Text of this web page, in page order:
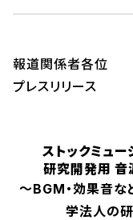
報道関係者各位
プレスリリース
ストックミュ
研究開発用 音
～BGM・効果音な
学法人の